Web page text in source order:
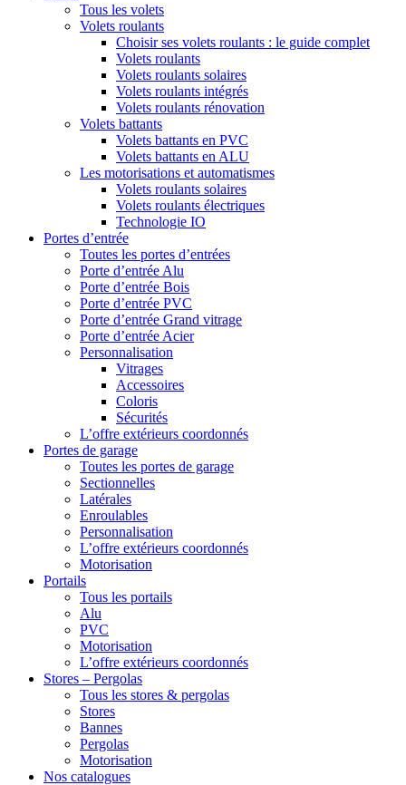
Tous les volets
Volets roulants
Choisir ses volets roulants : le guide complet
Volets roulants
Volets roulants solaires
Volets roulants intégrés
Volets roulants rénovation
Volets battants
Volets battants en PVC
Volets battants en ALU
Les motorisations et automatismes
Volets roulants solaires
Volets roulants électriques
Technologie IO
Portes d’entrée
Toutes les portes d’entrées
Porte d’entrée Alu
Porte d’entrée Bois
Porte d’entrée PVC
Porte d’entrée Grand vitrage
Porte d’entrée Acier
Personnalisation
Vitrages
Accessoires
Coloris
Sécurités
L’offre extérieurs coordonnés
Portes de garage
Toutes les portes de garage
Sectionnelles
Latérales
Enroulables
Personnalisation
L’offre extérieurs coordonnés
Motorisation
Portails
Tous les portails
Alu
PVC
Motorisation
L’offre extérieurs coordonnés
Stores – Pergolas
Tous les stores & pergolas
Stores
Bannes
Pergolas
Motorisation
Nos catalogues